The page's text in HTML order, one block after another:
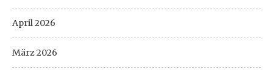
April 2026
März 2026